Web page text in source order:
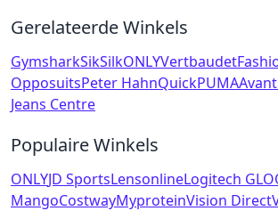
Gerelateerde Winkels
GymsharkSikSilkONLYVertbaudet
OpposuitsPeter HahnQuickPUMA
Jeans Centre
Populaire Winkels
ONLYJD SportsLensonlineLogitech G
MangoCostwayMyproteinVision Direct